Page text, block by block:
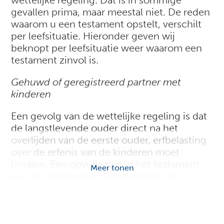
Meer tonen
gevallen prima, maar meestal niet. De reden
waarom u een testament opstelt, verschilt
per leefsituatie. Hieronder geven wij
beknopt per leefsituatie weer waarom een
testament zinvol is.
Gehuwd of geregistreerd partner met
kinderen
Een gevolg van de wettelijke regeling is dat
de langstlevende ouder direct na het
overlijden van de eerste ouder, erfbelasting
over de erfenis van de kinderen moet
betalen. Een opvullegaat in het testament